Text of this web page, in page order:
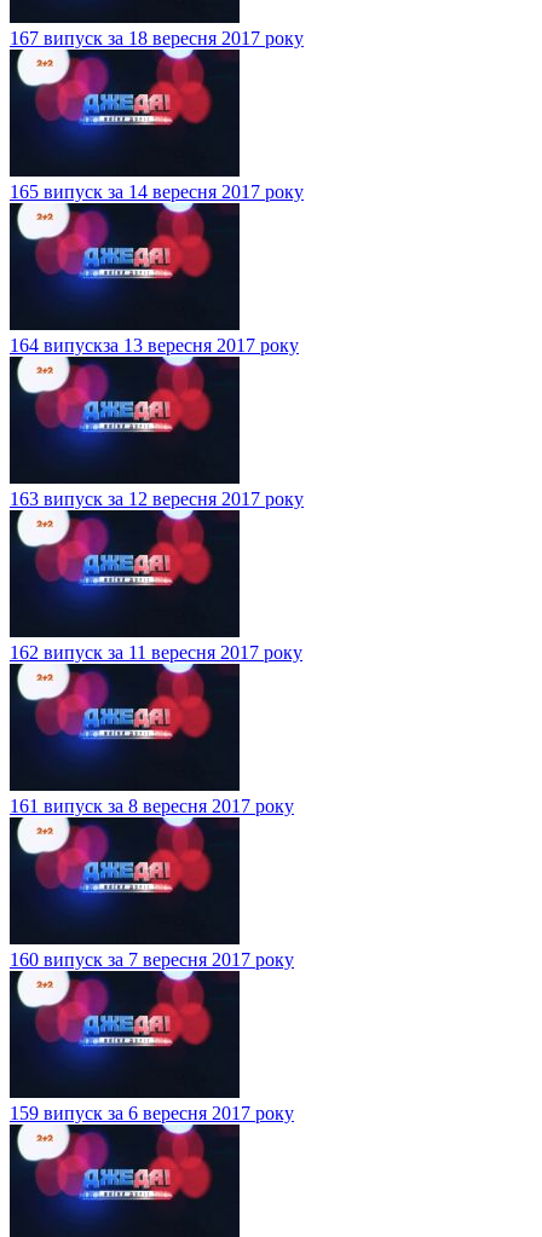
167 випуск за 18 вересня 2017 року
165 випуск за 14 вересня 2017 року
164 випускза 13 вересня 2017 року
163 випуск за 12 вересня 2017 року
162 випуск за 11 вересня 2017 року
161 випуск за 8 вересня 2017 року
160 випуск за 7 вересня 2017 року
159 випуск за 6 вересня 2017 року